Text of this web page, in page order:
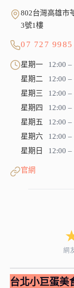
802台灣高雄市
3號1樓
07 727 9985
星期一
12:00 –
星期二
12:00 –
星期三
12:00 –
星期四
12:00 –
星期五
12:00 –
星期六
12:00 –
星期日
12:00 –
官網
網
台北小巨蛋美